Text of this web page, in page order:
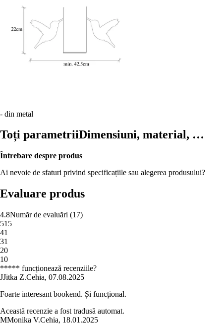
- din metal
Toți parametriiDimensiuni, material, …
Întrebare despre produs
Ai nevoie de sfaturi privind specificațiile sau alegerea produsului?
Evaluare produs
4.8Număr de evaluări (17)
515
41
31
20
10
***** funcționează recenziile?
JJitka Z.Cehia, 07.08.2025
Foarte interesant bookend. Și funcțional.
Această recenzie a fost tradusă automat.
MMonika V.Cehia, 18.01.2025